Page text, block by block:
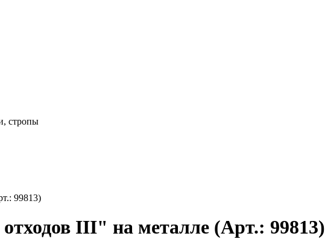
стропы
99813)
III" на металле (Арт.: 99813)